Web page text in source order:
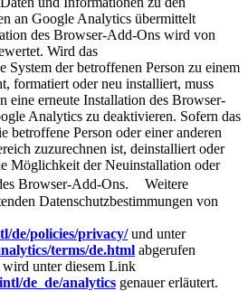
an Google Analytics übermittelt
des Browser-Add-Ons wird von
Wird das
System der betroffenen Person zu einem
formatiert oder neu installiert, muss
eine erneute Installation des Browser-
Analytics zu deaktivieren. Sofern das
Person oder einer anderen
zuzurechnen ist, deinstalliert oder
Möglichkeit der Neuinstallation oder
Browser-Add-Ons. Weitere
Datenschutzbestimmungen von
de/policies/privacy/und unter
terms/de.html abgerufen
unter diesem Link
de_de/analytics genauer erläutert.